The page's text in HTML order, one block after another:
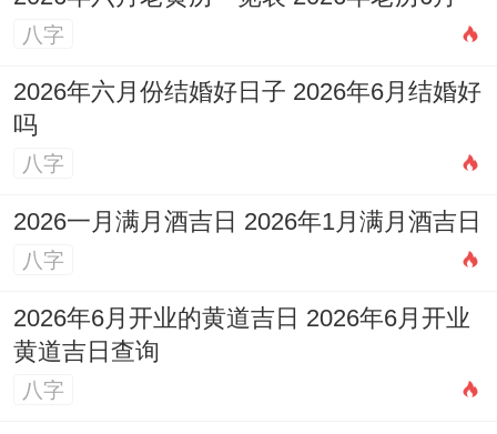
八字
2026年六月份结婚好日子 2026年6月结婚好
吗
八字
2026一月满月酒吉日 2026年1月满月酒吉日
八字
2026年6月开业的黄道吉日 2026年6月开业
黄道吉日查询
八字